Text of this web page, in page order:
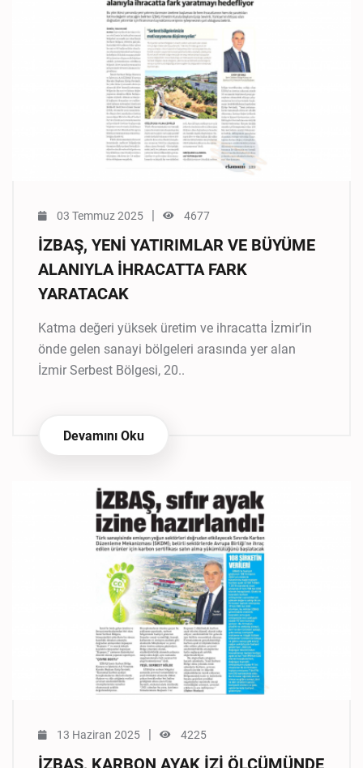
03 Temmuz 2025 | 4677
İZBAŞ, YENİ YATIRIMLAR VE BÜYÜME
ALANIYLA İHRACATTA FARK
YARATACAK
Katma değeri yüksek üretim ve ihracatta İzmir’in
önde gelen sanayi bölgeleri arasında yer alan
İzmir Serbest Bölgesi, 20..
Devamını Oku
13 Haziran 2025 | 4225
İZBAŞ, KARBON AYAK İZİ ÖLÇÜMÜNDE